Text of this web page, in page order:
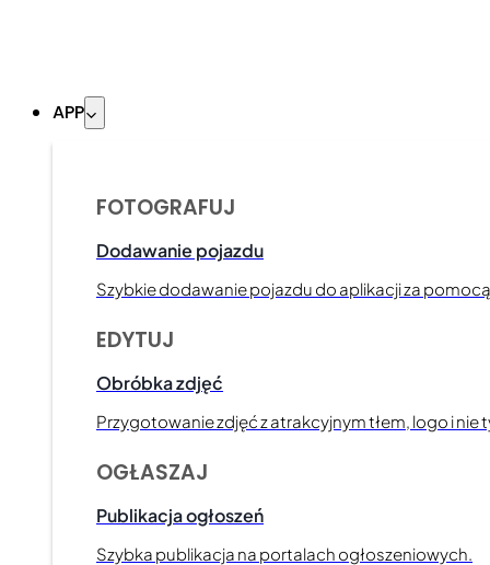
APP
FOTOGRAFUJ
Dodawanie pojazdu
Szybkie dodawanie pojazdu do aplikacji za
EDYTUJ
Obróbka zdjęć
Przygotowanie zdjęć z atrakcyjnym tłem, logo i nie
OGŁASZAJ
Publikacja ogłoszeń
Szybka publikacja na portalach ogłoszeniowych.